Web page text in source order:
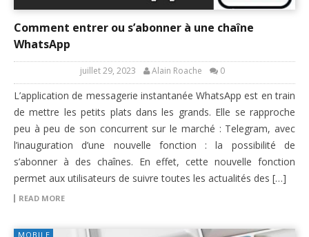
Comment entrer ou s’abonner à une chaîne
WhatsApp
juillet 29, 2023 Alain Roache 0
L’application de messagerie instantanée WhatsApp est en train
de mettre les petits plats dans les grands. Elle se rapproche
peu à peu de son concurrent sur le marché : Telegram, avec
l’inauguration d’une nouvelle fonction : la possibilité de
s’abonner à des chaînes. En effet, cette nouvelle fonction
permet aux utilisateurs de suivre toutes les actualités des […]
READ MORE
MOBILE